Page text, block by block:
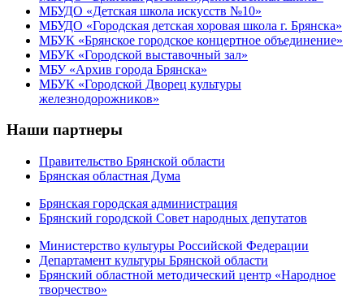
МБУДО «Детская школа искусств №10»
МБУДО «Городская детская хоровая школа г. Брянска»
МБУК «Брянское городское концертное объединение»
МБУК «Городской выставочный зал»
МБУ «Архив города Брянска»
МБУК «Городской Дворец культуры
железнодорожников»
Наши партнеры
Правительство Брянской области
Брянская областная Дума
Брянская городская администрация
Брянский городской Совет народных депутатов
Министерство культуры Российской Федерации
Департамент культуры Брянской области
Брянский областной методический центр «Народное
творчество»